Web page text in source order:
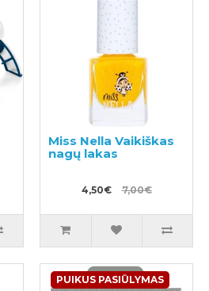
Miss Nella Vaikiškas
nagų lakas
4,50€ 7,00€
PUIKUS PASIŪLYMAS